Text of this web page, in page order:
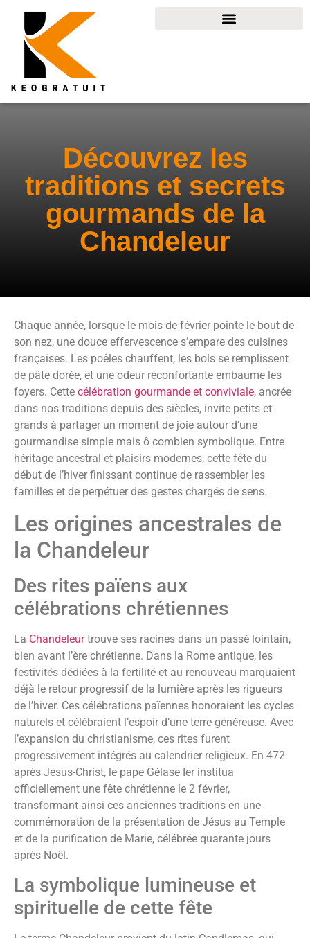
Découvrez les
traditions et secrets
gourmands de la
Chandeleur
Chaque année, lorsque le mois de février pointe le bout de
son nez, une douce effervescence s’empare des cuisines
françaises. Les poêles chauffent, les bols se remplissent
de pâte dorée, et une odeur réconfortante embaume les
foyers. Cette célébration gourmande et conviviale, ancrée
dans nos traditions depuis des siècles, invite petits et
grands à partager un moment de joie autour d’une
gourmandise simple mais ô combien symbolique. Entre
héritage ancestral et plaisirs modernes, cette fête du
début de l’hiver finissant continue de rassembler les
familles et de perpétuer des gestes chargés de sens.
Les origines ancestrales de
la Chandeleur
Des rites païens aux
célébrations chrétiennes
La Chandeleurtrouve ses racines dans un passé lointain,
bien avant l’ère chrétienne. Dans la Rome antique, les
festivités dédiées à la fertilité et au renouveau marquaient
déjà le retour progressif de la lumière après les rigueurs
de l’hiver. Ces célébrations païennes honoraient les cycles
naturels et célébraient l’espoir d’une terre généreuse. Avec
l’expansion du christianisme, ces rites furent
progressivement intégrés au calendrier religieux. En 472
après Jésus-Christ, le pape Gélase Ier institua
officiellement une fête chrétienne le 2 février,
transformant ainsi ces anciennes traditions en une
commémoration de la présentation de Jésus au Temple
et de la purification de Marie, célébrée quarante jours
après Noël.
La symbolique lumineuse et
spirituelle de cette fête